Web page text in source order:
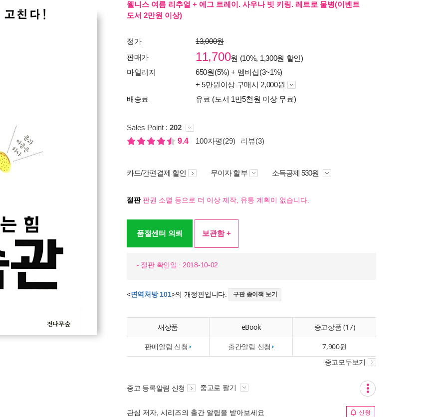
웰니스 여름 리추얼 + 에그 트레이. 사우나 빗 키링. 레트로 물병(이벤트
도서 2만원 이상)
정가
13,000원
판매가
11,700원 (10%, 1,300원 할인)
마일리지
650원(5%) + 멤버십(3~1%)
+ 5만원이상 구매시 2,000원
배송료
유료 (도서 1만5천원 이상 무료)
Sales Point : 202
9.4
100자평(29) 리뷰(3)
카드/간편결제 할인 무이자 할부 소득공제 530원
절판판권 소멸 등으로 더 이상 제작, 유통 계획이 없습니다.
품절센터 의뢰 보관함 +
- 절판 확인일 : 2018-10-02
<면역처방 101>의 개정판입니다. 구판 종이책 보기
새상품 eBook 중고상품 (17)
판매알림 신청 출간알림 신청 7,900원
중고모두보기
중고 등록알림 신청 중고로 팔기
관심 저자, 시리즈의 출간 알림을 받아보세요 신청